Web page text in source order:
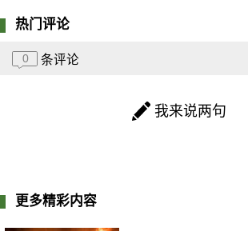
热门评论
0 条评论
我来说两句
更多精彩内容